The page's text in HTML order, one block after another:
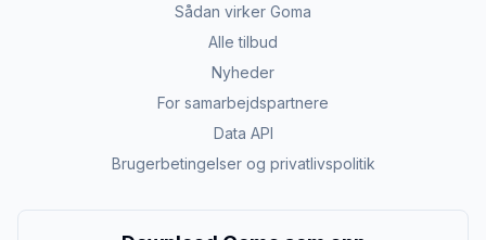
Sådan virker Goma
Alle tilbud
Nyheder
For samarbejdspartnere
Data API
Brugerbetingelser og privatlivspolitik